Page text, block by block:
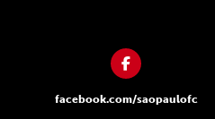
facebook.com/saopaulofc